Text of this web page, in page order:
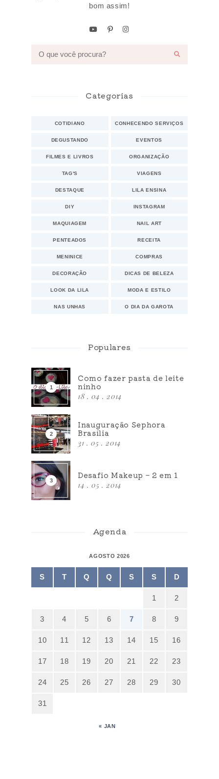
bom assim!
Categorias
COTIDIANO CONHECENDO SERVIÇOS
DEGUSTANDO EVENTOS
FILMES E LIVROS ORGANIZAÇÃO
TAG'S VIAGENS
DESTAQUE LILA ENSINA
DIY INSTAGRAM
MAQUIAGEM NAIL ART
PENTEADOS RECEITA
MENINICE COMPRAS
DECORAÇÃO DICAS DE BELEZA
LOOK DA LILA MODA E ESTILO
NAS UNHAS O DIA DA GAROTA
Populares
Como fazer pasta de leite
ninho
18 . 04 . 2014
Inauguração Sephora
Brasília
31 . 05 . 2014
Desafio Makeup – 2 em 1
14 . 05 . 2014
Agenda
AGOSTO 2026
S T Q Q S S D
1 2
3 4 5 6 7 8 9
10 11 12 13 14 15 16
17 18 19 20 21 22 23
24 25 26 27 28 29 30
31
« JAN